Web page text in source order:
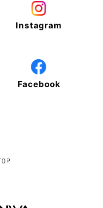
Instagram
Facebook